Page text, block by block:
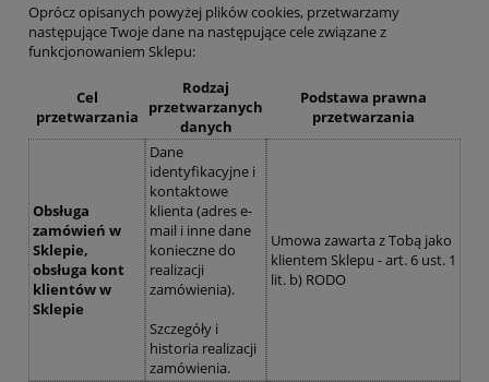
Oprócz opisanych powyżej plików cookies, przetwarzamy
następujące Twoje dane na następujące cele związane z
funkcjonowaniem Sklepu:
Cel
przetwarzania
Rodzaj
przetwarzanych
danych
Podstawa prawna
przetwarzania
Obsługa
zamówień w
Sklepie,
obsługa kont
klientów w
Sklepie
Dane
identyfikacyjne i
kontaktowe
klienta (adres e-
mail i inne dane
konieczne do
realizacji
zamówienia).
Szczegóły i
historia realizacji
zamówienia.
Umowa zawarta z Tobą jako
klientem Sklepu - art. 6 ust. 1
lit. b) RODO